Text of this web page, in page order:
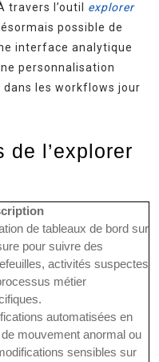
travers l’outil explorer
possible de
interface analytique
personnalisation
les workflows jour
de l’explorer
de tableaux de bord sur
pour suivre des
activités suspectes
métier
automatisées en
mouvement anormal ou
sensibles sur